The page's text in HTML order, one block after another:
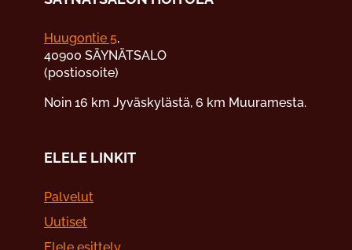
Huugontie 5,
40900 SÄYNÄTSALO
(postiosoite)
Noin 16 km Jyväskylästä, 6 km Muuramesta.
ELELE LINKIT
Palvelut
Uutiset